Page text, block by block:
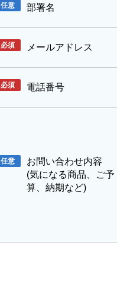
任意 部署名
必須 メールアドレス
必須 電話番号
任意
お問い合わせ内容
(気になる商品、ご予
算、納期など)